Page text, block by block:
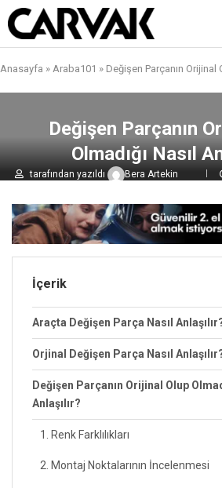
Anasayfa » Araba101 » Değişen Parçanın Orijinal
Değişen Parçanın
Olmadığı Nasıl
tarafından yazıldı Bera Artekin
İçerik
Araçta Değişen Parça Nasıl
Orjinal Değişen Parça Nasıl
Değişen Parçanın Orijinal Olup
Anlaşılır?
1. Renk Farklılıkları
2. Montaj Noktalarının İncelenmesi